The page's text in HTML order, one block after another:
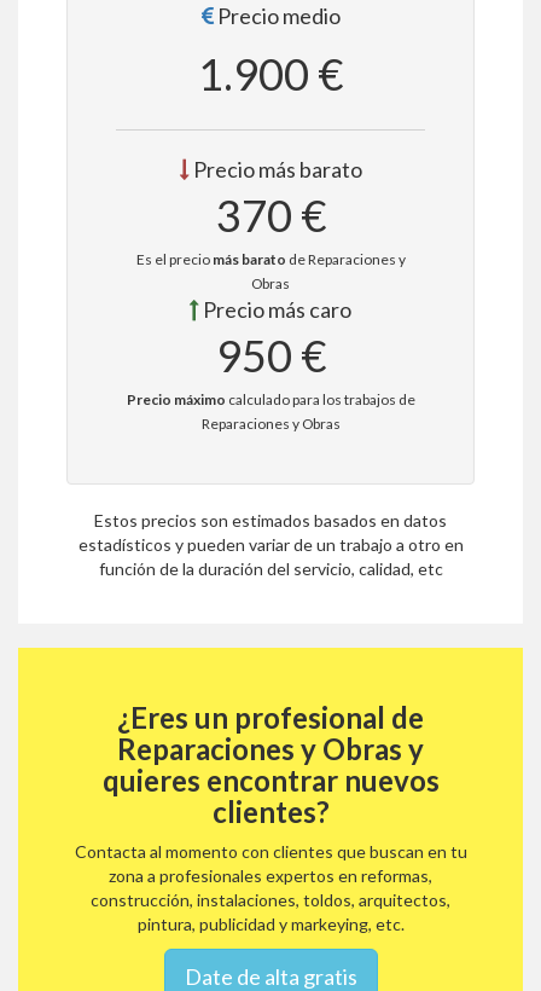
Precio medio
1.900 €
Precio más barato
370 €
Es el precio más barato de Reparaciones y
Obras
Precio más caro
950 €
Precio máximo calculado para los trabajos de
Reparaciones y Obras
Estos precios son estimados basados en datos
estadísticos y pueden variar de un trabajo a otro en
función de la duración del servicio, calidad, etc
¿Eres un profesional de
Reparaciones y Obras y
quieres encontrar nuevos
clientes?
Contacta al momento con clientes que buscan en tu
zona a profesionales expertos en reformas,
construcción, instalaciones, toldos, arquitectos,
pintura, publicidad y markeying, etc.
Date de alta gratis